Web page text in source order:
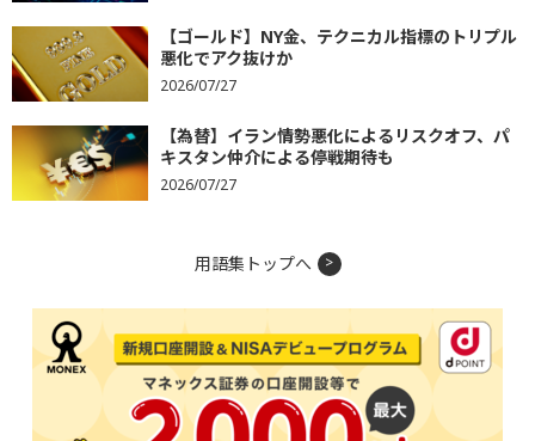
【ゴールド】NY金、テクニカル指標のトリプル
悪化でアク抜けか
2026/07/27
【為替】イラン情勢悪化によるリスクオフ、パ
キスタン仲介による停戦期待も
2026/07/27
用語集トップへ